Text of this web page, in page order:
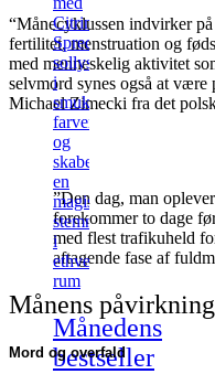
Citrin
Spreder
sollys
i
smukke
farver
og
skaber
en
magisk,
stemning
i
ethvert
rum
Månedens
bestseller
“Månecyklussen indvirker
fertilitet, menstruation og
med menneskelig aktivitet
selvmord synes også at være
Michael Zimecki fra det
”Den dag, man
forekommer to dage
med flest trafikuheld
aftagende fase af
Månens
Mord og overfald